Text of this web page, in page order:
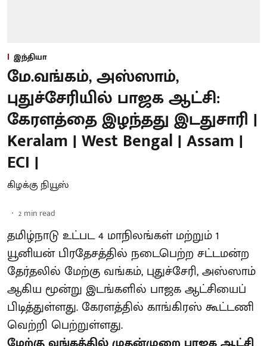
இந்தியா
மே.வங்கம், அஸ்ஸாம்,
புதுச்சேரியில் பாஜக ஆட்சி:
கேரளத்தை இழந்தது இடதுசாரி |
Keralam | West Bengal | Assam |
ECI |
கிழக்கு நியூஸ்
2 min read
தமிழ்நாடு உட்பட 4 மாநிலங்கள் மற்றும் 1
யூனியன் பிரதேசத்தில் நடைபெற்ற சட்டமன்ற
தேர்தலில் மேற்கு வங்கம், புதுச்சேரி, அஸ்ஸாம்
ஆகிய மூன்று இடங்களில் பாஜக ஆட்சியைப்
பிடித்துள்ளது. கேரளத்தில் காங்கிரஸ் கூட்டணி
வெற்றி பெற்றுள்ளது.